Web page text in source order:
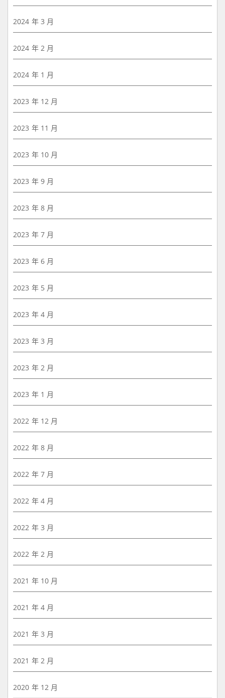
2024 年 3 月
2024 年 2 月
2024 年 1 月
2023 年 12 月
2023 年 11 月
2023 年 10 月
2023 年 9 月
2023 年 8 月
2023 年 7 月
2023 年 6 月
2023 年 5 月
2023 年 4 月
2023 年 3 月
2023 年 2 月
2023 年 1 月
2022 年 12 月
2022 年 8 月
2022 年 7 月
2022 年 4 月
2022 年 3 月
2022 年 2 月
2021 年 10 月
2021 年 4 月
2021 年 3 月
2021 年 2 月
2020 年 12 月